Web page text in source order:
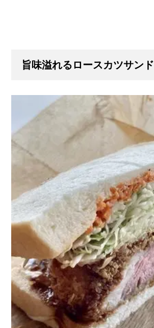
旨味溢れるロースカツサンド